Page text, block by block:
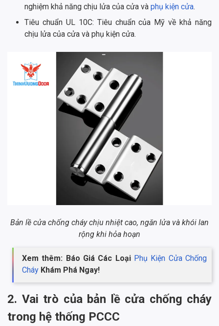
nghiệm khả năng chịu lửa của cửa và phụ kiện cửa.
Tiêu chuẩn UL 10C: Tiêu chuẩn của Mỹ về khả năng
chịu lửa của cửa và phụ kiện cửa.
Bản lề cửa chống cháy chịu nhiệt cao, ngăn lửa và khói lan
rộng khi hỏa hoạn
Xem thêm: Báo Giá Các Loại Phụ Kiện Cửa Chống
Cháy Khám Phá Ngay!
2. Vai trò của bản lề cửa chống cháy
trong hệ thống PCCC